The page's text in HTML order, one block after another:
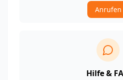
Anrufen
Hilfe &